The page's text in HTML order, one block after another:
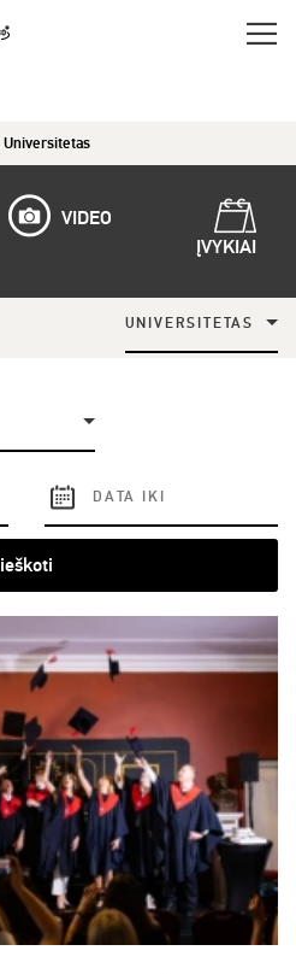
Universitetas
VIDEO
ĮVYKIAI
UNIVERSITETAS
ieškoti